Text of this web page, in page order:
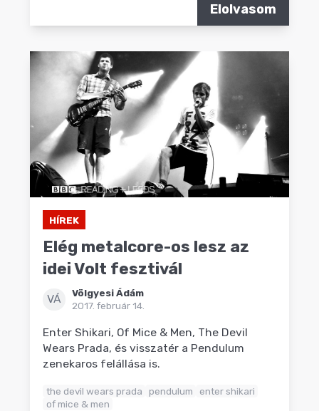
Elolvasom
HÍREK
Elég metalcore-os lesz az
idei Volt fesztivál
VÁ
Völgyesi Ádám
2017. február 14.
Enter Shikari, Of Mice & Men, The Devil
Wears Prada, és visszatér a Pendulum
zenekaros felállása is.
the devil wears prada pendulum
enter shikari
of mice & men